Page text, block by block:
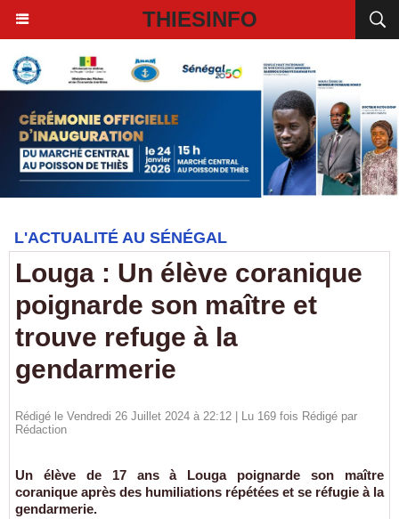
THIESINFO
L'ACTUALITÉ AU SÉNÉGAL
Louga : Un élève coranique
poignarde son maître et
trouve refuge à la
gendarmerie
Rédigé le Vendredi 26 Juillet 2024 à 22:12 | Lu 169 fois Rédigé par
Rédaction
Un élève de 17 ans à Louga poignarde son maître
coranique après des humiliations répétées et se réfugie à la
gendarmerie.